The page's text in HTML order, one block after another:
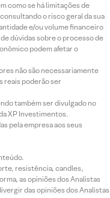
como se há limitações de
o risco geral da sua
e/ou volume financeiro
dúvidas sobre o processo de
podem afetar o
não são necessariamente
reais poderão ser
também ser divulgado no
XP Investimentos.
pela empresa aos seus
resistência, candles,
as opiniões dos Analistas
das opiniões dos Analistas